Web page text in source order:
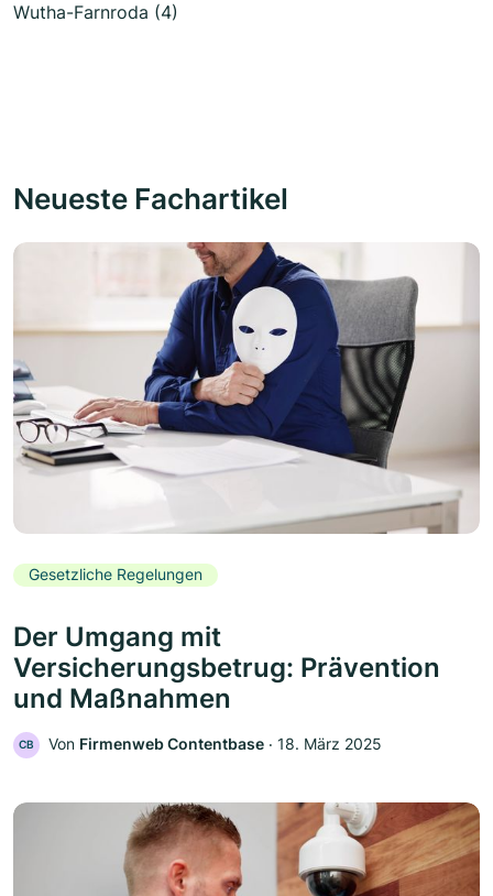
Wutha-Farnroda (4)
Neueste Fachartikel
Gesetzliche Regelungen
Der Umgang mit
Versicherungsbetrug: Prävention
und Maßnahmen
CB Von Firmenweb Contentbase ‧ 18. März 2025